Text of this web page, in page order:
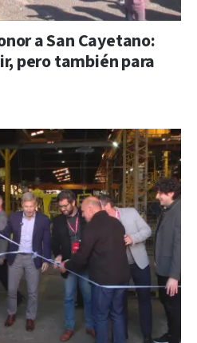
a San Cayetano:
pero también para